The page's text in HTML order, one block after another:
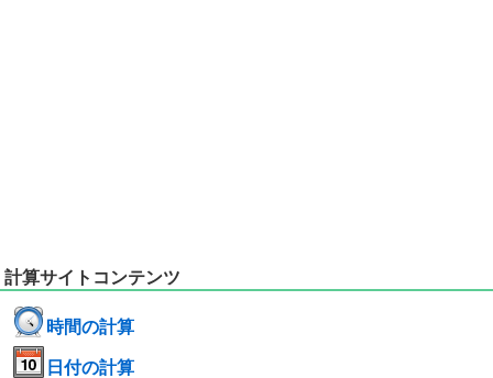
計算サイトコンテンツ
時間の計算
日付の計算